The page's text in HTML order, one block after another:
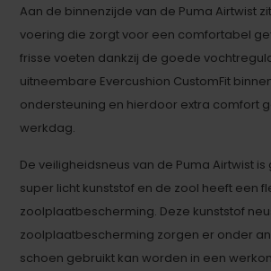
Aan de binnenzijde van de Puma Airtwist
voering die zorgt voor een comfortabel
frisse voeten dankzij de goede
uitneembare Evercushion CustomFit
ondersteuning en hierdoor extra comfort
werkdag.
De veiligheidsneus van de Puma Airtwist
super licht kunststof en de zool heeft een
zoolplaatbescherming. Deze kunststof
zoolplaatbescherming zorgen er onder
schoen gebruikt kan worden in een